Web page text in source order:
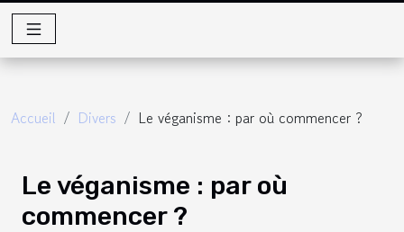
Accueil Divers Le véganisme : par où commencer ?
Le véganisme : par où
commencer ?